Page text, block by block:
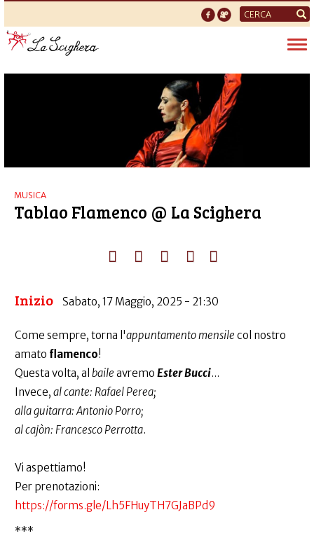
Form
di
ricerca
MUSICA
Tablao Flamenco @ La Scighera
Inizio Sabato, 17 Maggio, 2025 - 21:30
Come sempre, torna l'appuntamento mensile col nostro
amato flamenco!
Questa volta, al baile avremo Ester Bucci...
Invece, al cante: Rafael Perea;
alla guitarra: Antonio Porro;
al cajòn: Francesco Perrotta.
Vi aspettiamo!
Per prenotazioni:
https://forms.gle/Lh5FHuyTH7GJaBPd9
***